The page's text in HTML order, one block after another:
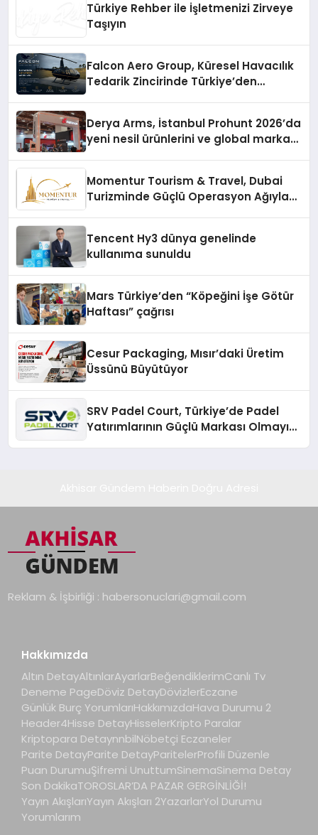
Türkiye Rehber ile İşletmenizi Zirveye
Taşıyın
Falcon Aero Group, Küresel Havacılık
Tedarik Zincirinde Türkiye’den
Derya Arms, İstanbul Prohunt 2026’da
yeni nesil ürünlerini ve global marka
Momentur Tourism & Travel, Dubai
Turizminde Güçlü Operasyon Ağıyla
Tencent Hy3 dünya genelinde
kullanıma sunuldu
Mars Türkiye’den “Köpeğini İşe Götür
Haftası” çağrısı
Cesur Packaging, Mısır’daki Üretim
Üssünü Büyütüyor
SRV Padel Court, Türkiye’de Padel
Yatırımlarının Güçlü Markası Olmayı
Reklam & İşbirliği : habersonuclari@gmail.com
Hakkımızda
Altın DetayAltınlarAyarlarBeğendiklerimCanlı Tv
Deneme PageDöviz DetayDövizlerEczane
Günlük Burç YorumlarıHakkımızdaHava Durumu 2
Header4Hisse DetayHisselerKripto Paralar
Kriptopara DetaynnbilNöbetçi Eczaneler
Parite DetayParite DetayParitelerProfili Düzenle
Puan DurumuŞifremi UnuttumSinemaSinema Detay
Son DakikaTOROSLAR’DA PAZAR GERGİNLİĞİ!
Yayın AkışlarıYayın Akışları 2YazarlarYol Durumu
Yorumlarım